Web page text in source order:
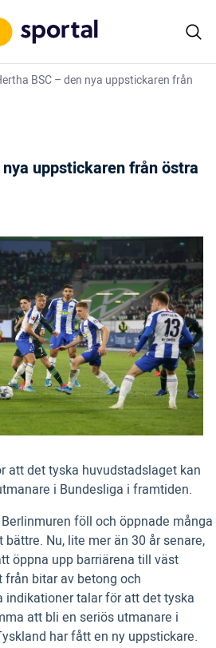
BSC – den nya uppstickaren från
uppstickaren från östra
att det tyska huvudstadslaget kan
i Bundesliga i framtiden.
föll och öppnade många
Nu, lite mer än 30 år senare,
öppna upp barriärena till väst
bitar av betong och
indikationer talar för att det tyska
att bli en seriös utmanare i
har fått en ny uppstickare.